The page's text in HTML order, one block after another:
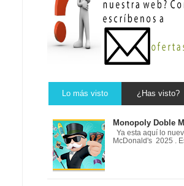
Lo más visto ¿Has visto?
Monopoly Doble
Ya esta aquí lo
McDonald's 2025 .